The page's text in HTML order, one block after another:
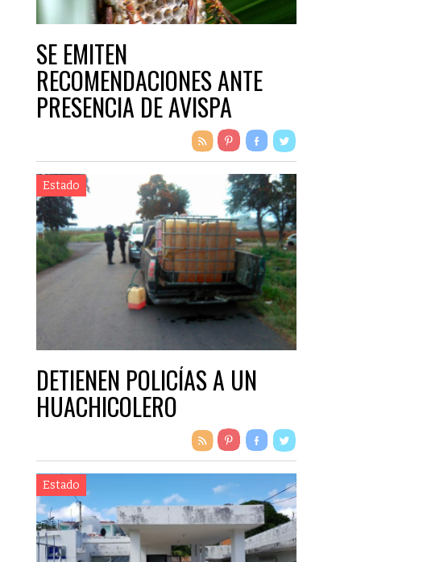
SE EMITEN
RECOMENDACIONES ANTE
PRESENCIA DE AVISPA
“LENGUA DE VACA”
Estado
DETIENEN POLICÍAS A UN
HUACHICOLERO
Estado